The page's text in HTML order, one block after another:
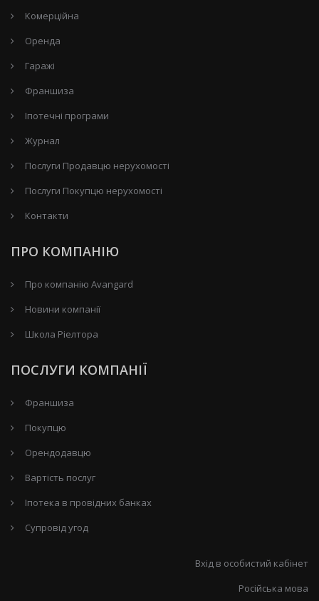
Комерційна
Оренда
Гаражі
Франшиза
Іпотечні програми
Журнал
Послуги Продавцю нерухомості
Послуги Покупцю нерухомості
Контакти
ПРО КОМПАНІЮ
Про компанію Avangard
Новини компанії
Школа Ріелтора
ПОСЛУГИ КОМПАНІЇ
Франшиза
Покупцю
Орендодавцю
Вартість послуг
Іпотека в провідних банках
Супровід угод
Вхід в особистий кабінет
Російська мова